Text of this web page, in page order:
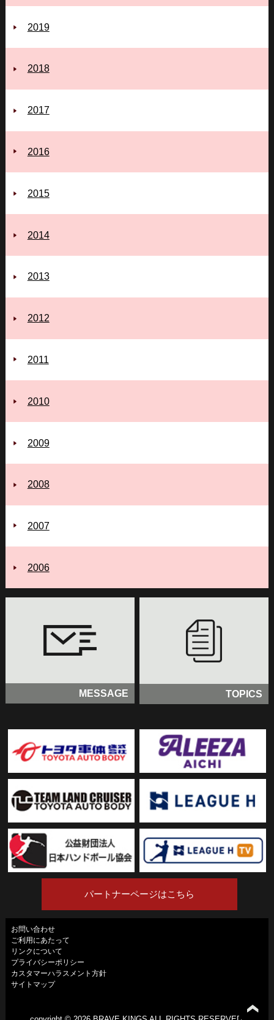
2019
2018
2017
2016
2015
2014
2013
2012
2011
2010
2009
2008
2007
2006
MESSAGE TOPICS
パートナーページはこちら
お問い合わせ
ご利用にあたって
リンクについて
プライバシーポリシー
カスタマーハラスメント方針
サイトマップ